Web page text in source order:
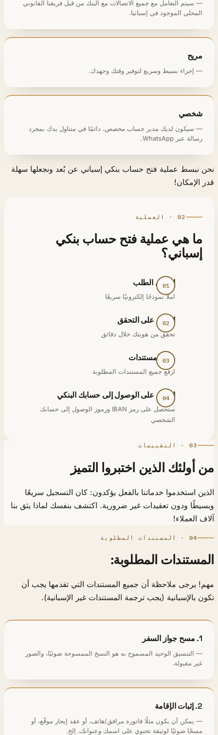
— سيتم التعامل مع جميع الاتصالات مع البنك من قبل فريقنا القانوني
المحلي الموجود في إسبانيا.
مريح
— إجراء بسيط وسريع لتوفير وقتك وجهدك.
شخصي
— سيكون لديك مدير حساب مخصص، دائمًا في متناول يدك بمجرد
رسالة عبر WhatsApp.
نبسط عملية فتح حساب بنكي إسباني عن بُعد ونجعلها سهلة
الإمكان!
02 · العملية
ما هي عملية فتح حساب بنكي
إسباني؟
إرسال الطلب
املأ نموذجًا إلكترونيًا سريعًا
احصل على التحقق
تحقق من هويتك خلال دقائق
رفع المستندات
ارفع جميع المستندات المطلوبة
احصل على الوصول إلى حسابك البنكي
ستحصل على رمز IBAN ورموز الوصول إلى حسابك
الشخصي
03 · التقييمات
أولئك الذين اختبروا التميز
استخدموا خدماتنا بالفعل يؤكدون: كان التسجيل سريعًا
ودون تعقيدات غير ضرورية. اكتشف بنفسك لماذا يثق بنا
العملاء!
04 · المستندات المطلوبة
المطلوبة:
يرجى ملاحظة أن جميع المستندات التي تقدمها يجب أن
بالإسبانية (يجب ترجمة المستندات غير الإسبانية).
— التنسيق الوحيد المسموح به هو النسخ الممسوحة ضوئيًا، والصور
غير مقبولة.
— يمكن أن يكون مثلًا فاتورة مرافق/هاتف، أو عقد إيجار موقّع، أو
مسحًا ضوئيًا لوثيقة تحتوي على اسمك وعنوانك، إلخ.